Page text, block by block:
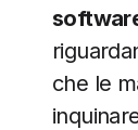
che le